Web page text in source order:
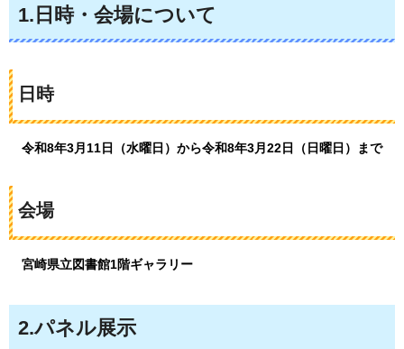
1.日時・会場について
日時
令和8年3月11日（水曜日）から令和8年3月22日（日曜日）まで
会場
宮崎県立図書館1階ギャラリー
2.パネル展示